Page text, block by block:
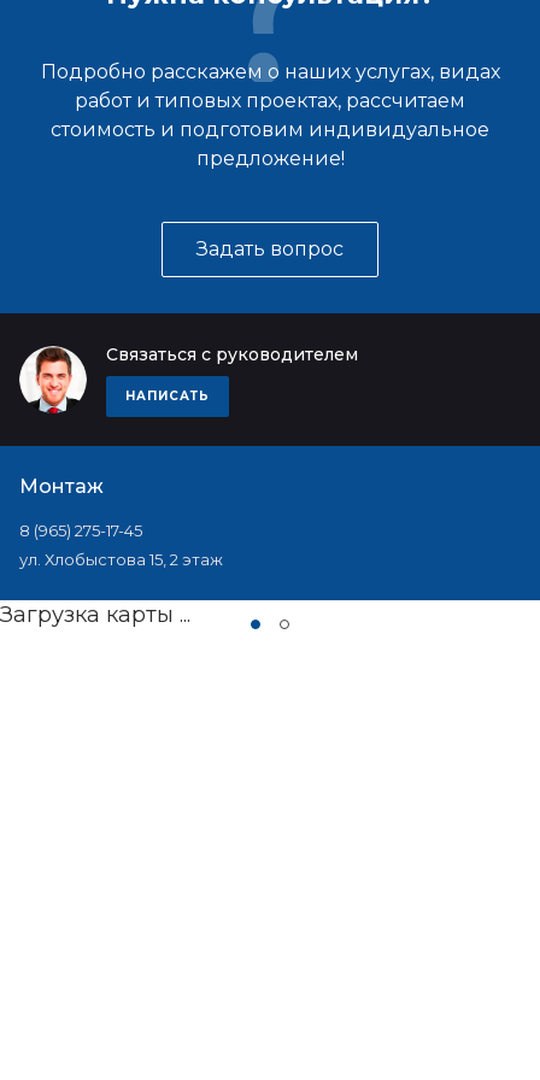
Подробно расскажем о наших услугах, видах
работ и типовых проектах, рассчитаем
стоимость и подготовим индивидуальное
предложение!
Задать вопрос
Связаться с руководителем
НАПИСАТЬ
Монтаж
8 (965) 275-17-45
ул. Хлобыстова 15, 2 этаж
Загрузка карты ...